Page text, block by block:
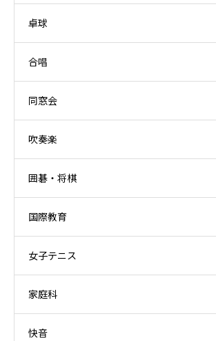
卓球
合唱
同窓会
吹奏楽
囲碁・将棋
国際教育
女子テニス
家庭科
快音